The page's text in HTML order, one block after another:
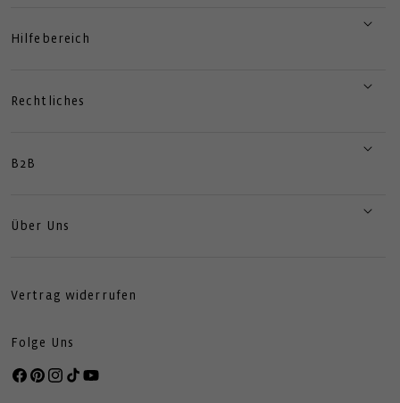
Hilfebereich
Rechtliches
B2B
Über Uns
Vertrag widerrufen
Folge Uns
Facebook
Pinterest
Instagram
TikTokYouTube